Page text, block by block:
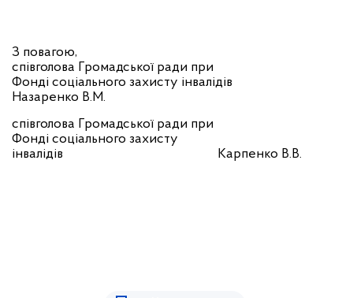
З повагою,
співголова Громадської ради при
Фонді соціального захисту інвалідів
Назаренко В.М.
співголова Громадської ради при
Фонді соціального захисту
інвалідів
Карпенко В.В.